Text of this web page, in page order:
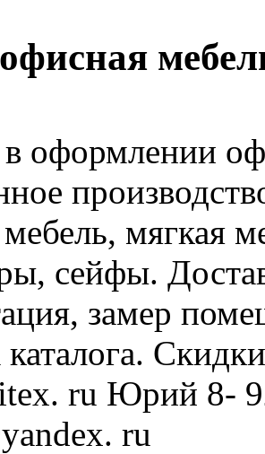
оформлении
мягкая
сейфы.
замер
каталога.
ru Юрий 8-
ru